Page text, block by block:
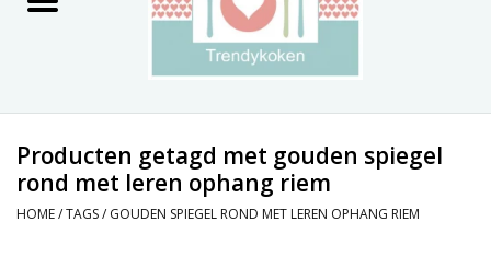
Decoratie
Keukengerei
Producten getagd met gouden spiegel
rond met leren ophang riem
HOME/TAGS/ GOUDEN SPIEGEL ROND MET LEREN OPHANG RIEM